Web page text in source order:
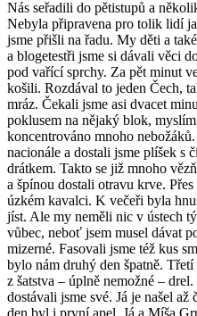
Nás seřadili do pětistupů a
Nebyla připravena pro tolik lidí
jsme přišli na řadu. My děti a
a blogetestři jsme si dávali věci
pod vařící sprchy. Za pět minut
košili. Rozdával to jeden Čech,
mráz. Čekali jsme asi dvacet
poklusem na nějaký blok,
koncentrováno mnoho
nacionále a dostali jsme plíšek s
drátkem. Takto se již mnoho
a špínou dostali otravu krve.
úzkém kavalci. K večeři byla
jíst. Ale my neměli nic v ústech
vůbec, neboť jsem musel dávat
mizerné. Fasovali jsme též kus
bylo nám druhý den špatně.
z šatstva – úplně nemožné –
dostávali jsme své. Já je našel
den byl i první apel. Já a Míša